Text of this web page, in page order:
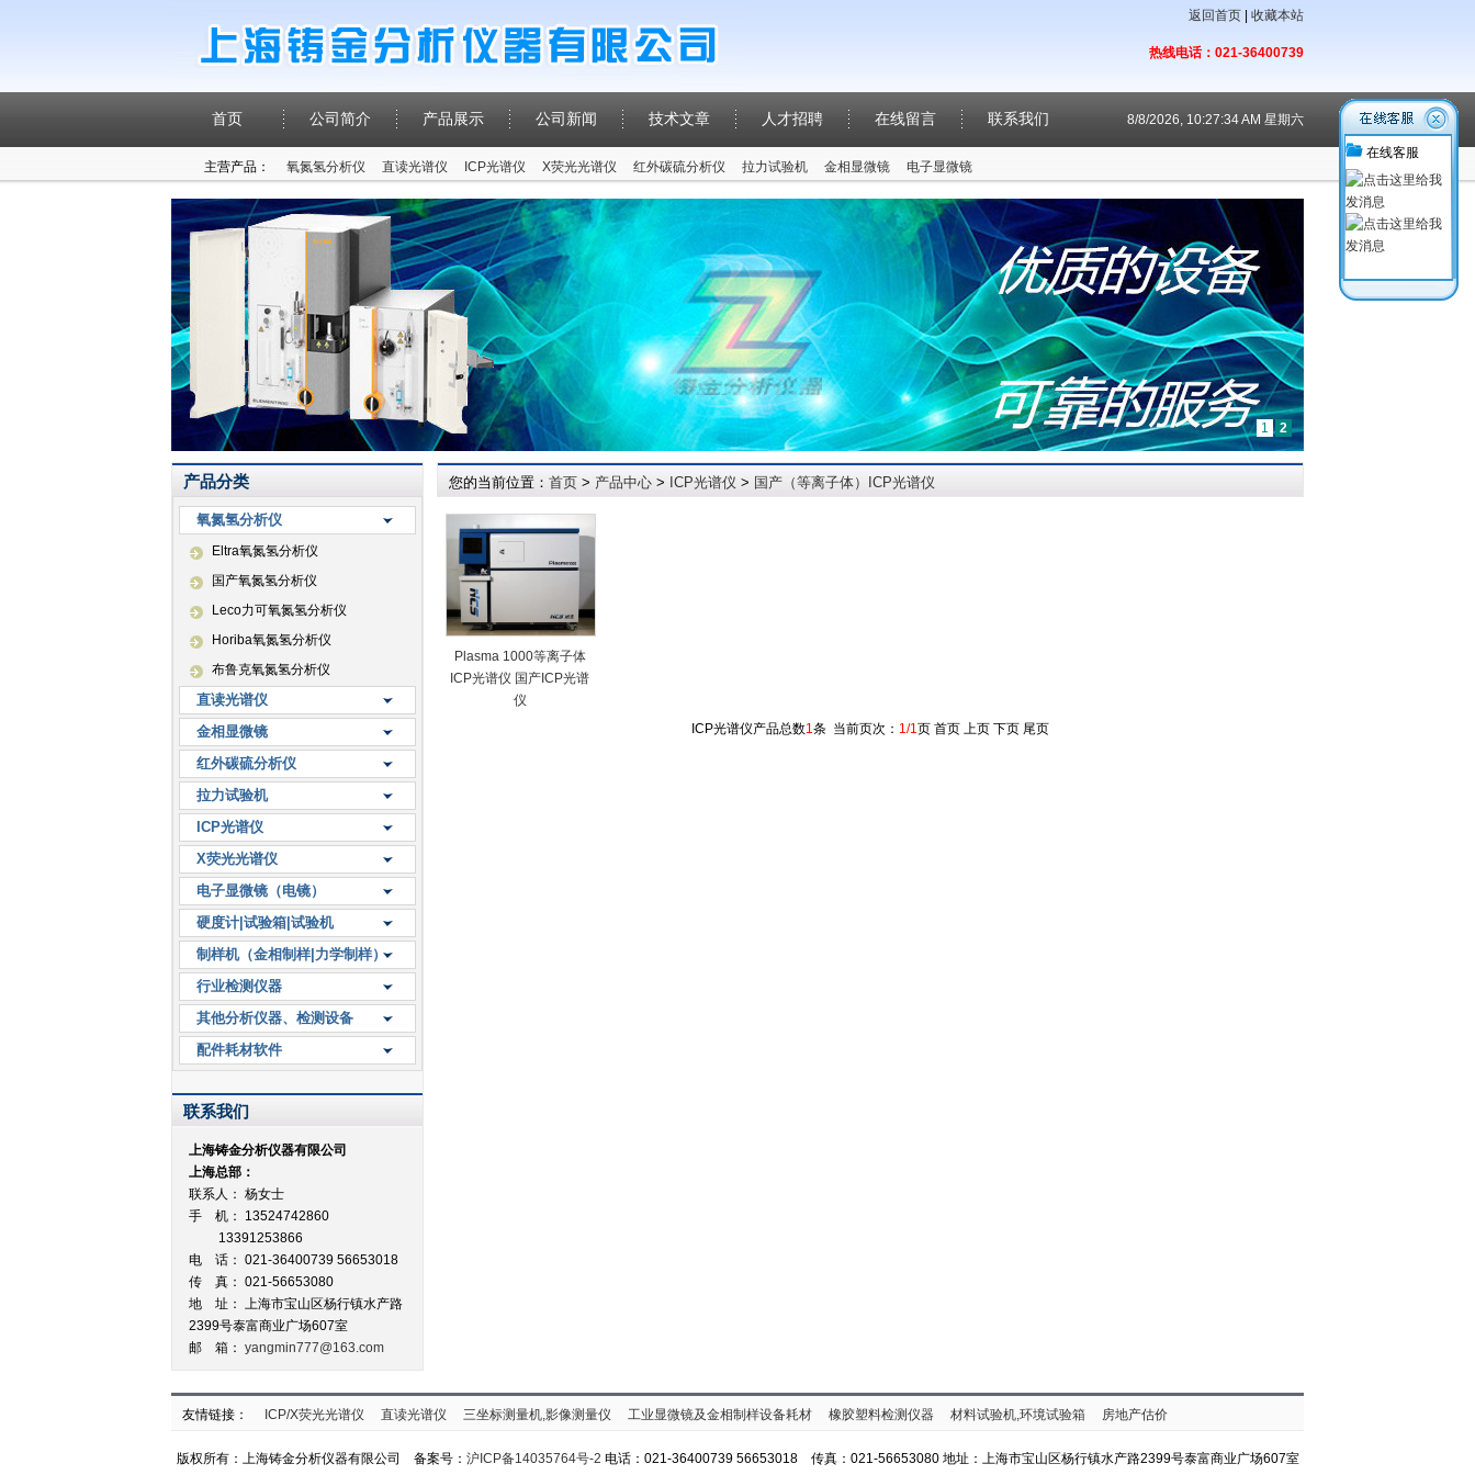
返回首页 收藏本站
热线电话：021-36400739
首页 公司简介 产品展示 公司新闻 技术文章 人才招聘 在线留言 联系我们 8/8/2026, 10:27:34 AM 星期六
主营产品： 氧氮氢分析仪 直读光谱仪 ICP光谱仪 X荧光光谱仪 红外碳硫分析仪 拉力试验机 金相显微镜 电子显微镜
1 2
产品分类
氧氮氢分析仪
Eltra氧氮氢分析仪
国产氧氮氢分析仪
Leco力可氧氮氢分析仪
Horiba氧氮氢分析仪
布鲁克氧氮氢分析仪
直读光谱仪
金相显微镜
红外碳硫分析仪
拉力试验机
ICP光谱仪
X荧光光谱仪
电子显微镜（电镜）
硬度计|试验箱|试验机
制样机（金相制样|力学制样）
行业检测仪器
其他分析仪器、检测设备
配件耗材软件
联系我们
上海铸金分析仪器有限公司
上海总部：
联系人： 杨女士
手 机： 13524742860
13391253866
电 话： 021-36400739 56653018
传 真： 021-56653080
地 址： 上海市宝山区杨行镇水产路
2399号泰富商业广场607室
邮 箱： yangmin777@163.com
您的当前位置： 首页 > 产品中心 > ICP光谱仪 > 国产（等离子体）ICP光谱仪
Plasma 1000等离子体
ICP光谱仪 国产ICP光谱
仪
ICP光谱仪产品总数1条 当前页次： 1/1页 首页 上页 下页 尾页
友情链接： ICP/X荧光光谱仪 直读光谱仪 三坐标测量机,影像测量仪 工业显微镜及金相制样设备耗材 橡胶塑料检测仪器 材料试验机,环境试验箱 房地产估价
版权所有：上海铸金分析仪器有限公司 备案号： 沪ICP备14035764号-2 电话：021-36400739 56653018 传真：021-56653080 地址： 上海市宝山区杨行镇水产路2399号泰富商业广场607室
在线客服